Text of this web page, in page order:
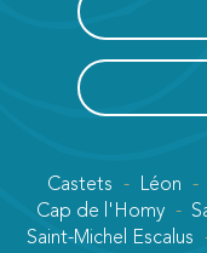
Castets Léon
Cap de l'Homy
Saint-Michel Escalus